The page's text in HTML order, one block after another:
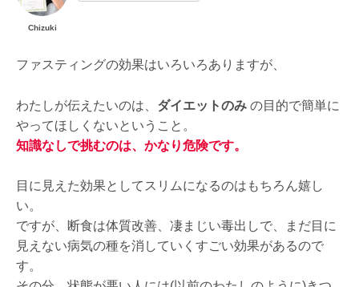
Chizuki
ファスティングの効果はいろいろありますが、
わたしが伝えたいのは、 ダイエットのみ の目的で簡単に
やってほしくないということ。
知識なしで挑むのは、かなり危険です。
目に見えた効果としてスリムになるのはもちろん嬉し
い。
ですが、断食は体質改善、凄まじい毒出しで、まだ目に
見えない病気の種を消していくすごい効果があるので
す。